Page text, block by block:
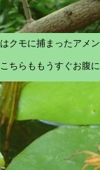
はクモに捕まったアメ
こちらももうすぐお腹